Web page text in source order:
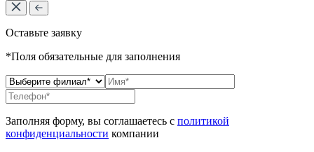
Оставьте заявку
*Поля обязательные для заполнения
Заполняя форму, вы соглашаетесь с политикой
конфиденциальности компании